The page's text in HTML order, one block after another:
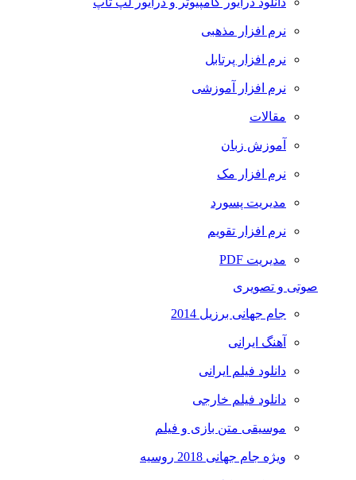
نرم افزار مذهبی
نرم افزار پرتابل
نرم افزار آموزشی
مقالات
آموزش زبان
نرم افزار مک
مدیریت پسورد
نرم افزار تقویم
مدیریت PDF
صوتی و تصویری
جام جهانی برزیل 2014
آهنگ ایرانی
دانلود فیلم ایرانی
دانلود فیلم خارجی
موسیقی متن بازی و فیلم
ویژه جام جهانی 2018 روسیه